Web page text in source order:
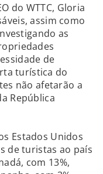
do WTTC, Gloria
assim como
as
de
turística do
não afetarão a
República
Estados Unidos
de turistas ao país
com 13%,